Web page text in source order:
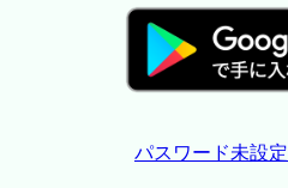
パスワード未設